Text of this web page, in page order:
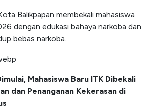
Balikpapan membekali mahasiswa
dengan edukasi bahaya narkoba dan
bebas narkoba.
Mahasiswa Baru ITK Dibekali
dan Penanganan Kekerasan di